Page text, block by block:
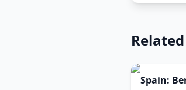
Spain: